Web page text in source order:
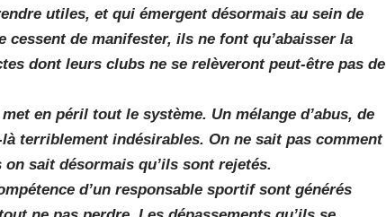
utiles, et qui émergent désormais au sein de
cessent de manifester, ils ne font qu’abaisser la
dont leurs clubs ne se relèveront peut-être pas de
en péril tout le système. Un mélange d’abus, de
terriblement indésirables. On ne sait pas comment
sait désormais qu’ils sont rejetés.
d’un responsable sportif sont générés